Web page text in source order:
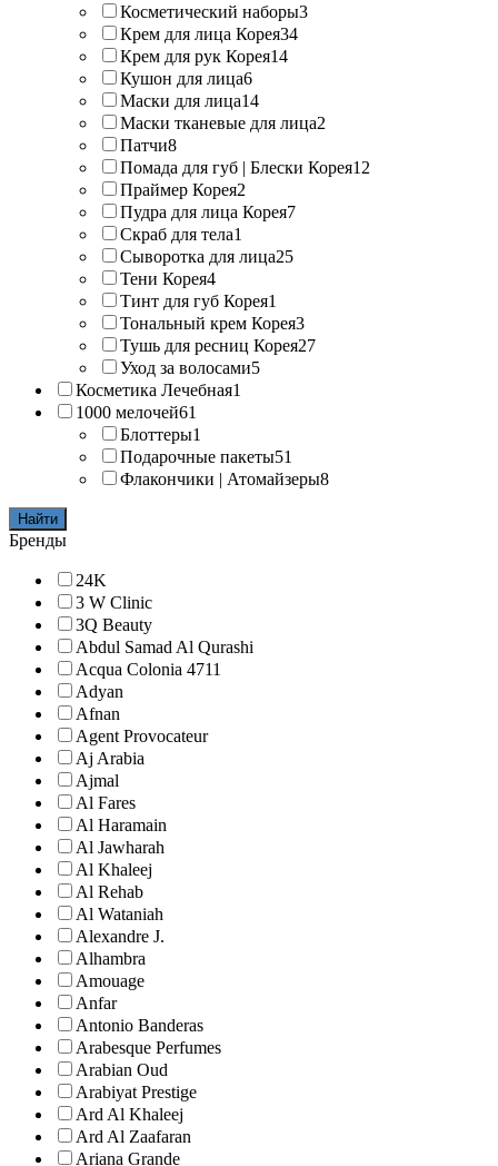
Косметический наборы3
Крем для лица Корея34
Крем для рук Корея14
Кушон для лица6
Маски для лица14
Маски тканевые для лица2
Патчи8
Помада для губ | Блески Корея12
Праймер Корея2
Пудра для лица Корея7
Скраб для тела1
Сыворотка для лица25
Тени Корея4
Тинт для губ Корея1
Тональный крем Корея3
Тушь для ресниц Корея27
Уход за волосами5
Косметика Лечебная1
1000 мелочей61
Блоттеры1
Подарочные пакеты51
Флакончики | Атомайзеры8
Найти
Бренды
24K
3 W Clinic
3Q Beauty
Abdul Samad Al Qurashi
Acqua Colonia 4711
Adyan
Afnan
Agent Provocateur
Aj Arabia
Ajmal
Al Fares
Al Haramain
Al Jawharah
Al Khaleej
Al Rehab
Al Wataniah
Alexandre J.
Alhambra
Amouage
Anfar
Antonio Banderas
Arabesque Perfumes
Arabian Oud
Arabiyat Prestige
Ard Al Khaleej
Ard Al Zaafaran
Ariana Grande